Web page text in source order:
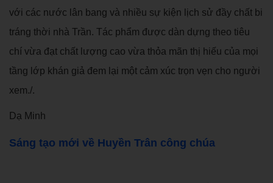
với các nước lân bang và nhiều sự kiện lịch sử đầy chất bi
tráng thời nhà Trần. Tác phẩm được dàn dựng theo tiêu
chí vừa đạt chất lượng cao vừa thỏa mãn thị hiếu của mọi
tầng lớp khán giả đem lại một cảm xúc trọn vẹn cho người
xem./.
Dạ Minh
Sáng tạo mới về Huyền Trân công chúa